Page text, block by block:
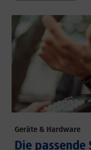
Geräte & Hardware
Die